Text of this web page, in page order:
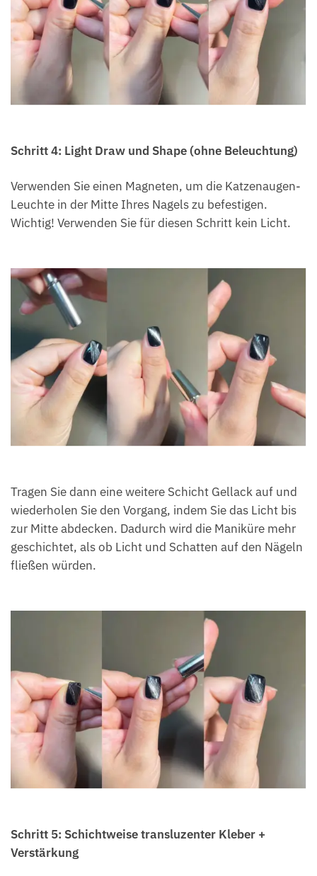
Schritt 4: Light Draw und Shape (ohne Beleuchtung)
Verwenden Sie einen Magneten, um die Katzenaugen-
Leuchte in der Mitte Ihres Nagels zu befestigen.
Wichtig! Verwenden Sie für diesen Schritt kein Licht.
Tragen Sie dann eine weitere Schicht Gellack auf und
wiederholen Sie den Vorgang, indem Sie das Licht bis
zur Mitte abdecken. Dadurch wird die Maniküre mehr
geschichtet, als ob Licht und Schatten auf den Nägeln
fließen würden.
Schritt 5: Schichtweise transluzenter Kleber +
Verstärkung